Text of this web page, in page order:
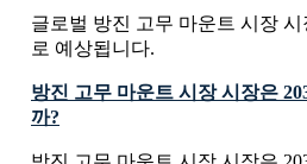
글로벌 방진 고무 마운트 시장
로 예상됩니다.
방진 고무 마운트 시장 시장은
까?